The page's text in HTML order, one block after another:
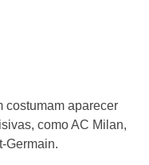
costumam aparecer
comoAC Milan,
.